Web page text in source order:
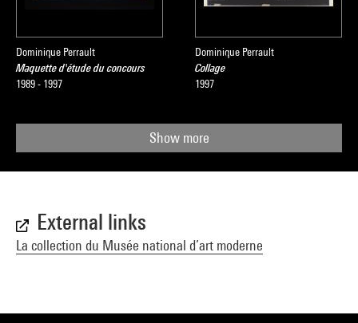
Dominique Perrault
Maquette d'étude du concours
1989 - 1997
Dominique Perrault
Collage
1997
Show more
External links
La collection du Musée national d’art moderne